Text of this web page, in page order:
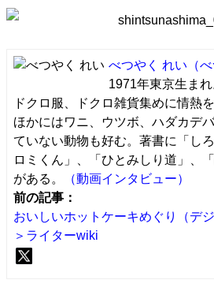
べつやく れい （
1971年東京生ま
ドクロ服、ドクロ雑貨集めに情熱
ほかにはワニ、ウツボ、ハダカデ
ていない動物も好む。著書に「し
ロミくん」、「ひとみしり道」、
がある。
（動画インタビュー）
前の記事：
おいしいホットケーキめぐり（デ
＞ライターwiki